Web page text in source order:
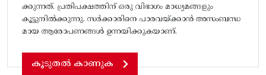
ക്കുന്നത്. പ്രതിപക്ഷത്തിന് ഒരു വിഭാഗം മാധ്യമങ്ങളും
കൂട്ടുനിൽക്കുന്നു. സർക്കാരിനെ പാരവയ്‌ക്കാൻ അസംബന്ധ
മായ ആരോപണങ്ങൾ ഉന്നയിക്കുകയാണ്.
കൂടുതൽ കാണുക